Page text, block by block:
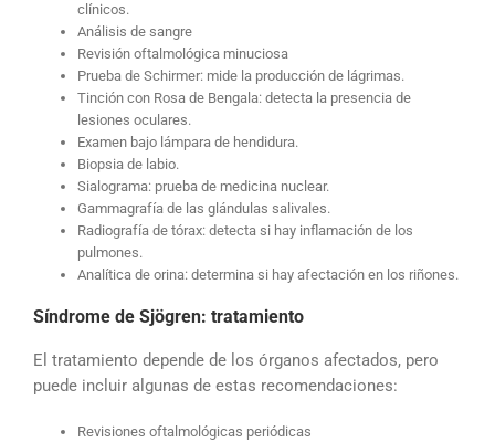
clínicos.
Análisis de sangre
Revisión oftalmológica minuciosa
Prueba de Schirmer: mide la producción de lágrimas.
Tinción con Rosa de Bengala: detecta la presencia de
lesiones oculares.
Examen bajo lámpara de hendidura.
Biopsia de labio.
Sialograma: prueba de medicina nuclear.
Gammagrafía de las glándulas salivales.
Radiografía de tórax: detecta si hay inflamación de los
pulmones.
Analítica de orina: determina si hay afectación en los riñones.
Síndrome de Sjögren: tratamiento
El tratamiento depende de los órganos afectados, pero
puede incluir algunas de estas recomendaciones:
Revisiones oftalmológicas periódicas